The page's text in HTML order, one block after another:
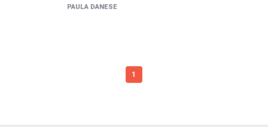
PAULA DANESE
1